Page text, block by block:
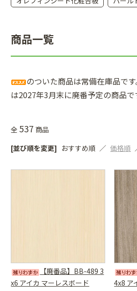
商品一覧
のついた商品は常備在庫品です
は2027年3月末に廃番予定の商品で
全 537 商品
[並び順を変更] おすすめ順 価格順
【廃番品】BB-489 3
x6 アイカ マーレスボード
4x8 ア